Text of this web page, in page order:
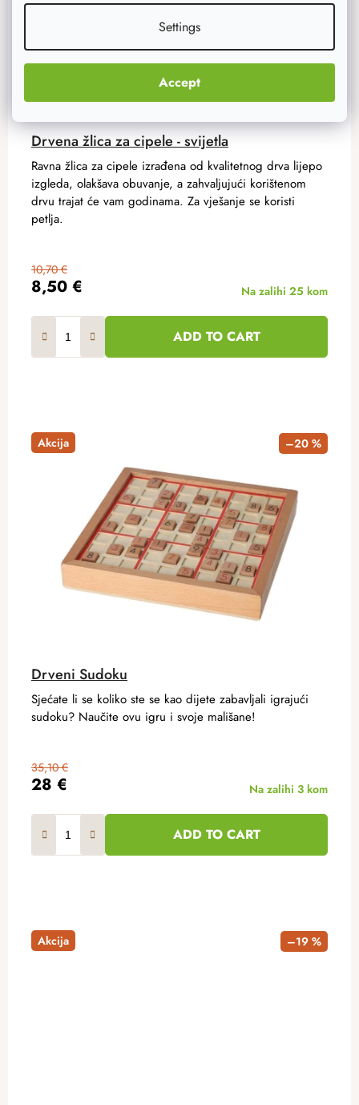
Settings
Accept
Drvena žlica za cipele - svijetla
8,50 €
10,70 €
Na zalihi 25 kom
ADD TO CART
Ravna žlica za cipele izrađena od kvalitetnog drva lijepo
izgleda, olakšava obuvanje, a zahvaljujući korištenom
drvu trajat će vam godinama. Za vješanje se koristi
petlja.
Akcija –20 %
Drveni Sudoku
28 €
35,10 €
Na zalihi 3 kom
ADD TO CART
Sjećate li se koliko ste se kao dijete zabavljali igrajući
sudoku? Naučite ovu igru ​​i svoje mališane!
Akcija –19 %